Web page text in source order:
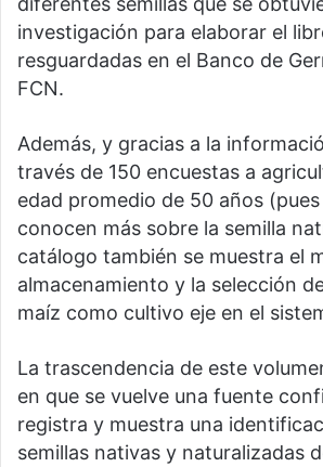
investigación para elaborar el
resguardadas en el Banco de
FCN.
Además, y gracias a la
través de 150 encuestas a
edad promedio de 50 años
conocen más sobre la semilla
catálogo también se muestra el
almacenamiento y la selección
maíz como cultivo eje en el
La trascendencia de este
en que se vuelve una fuente
registra y muestra una
semillas nativas y naturalizadas